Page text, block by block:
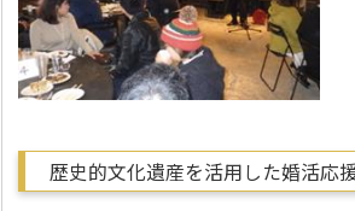
歴史的文化遺産を活用した婚活応